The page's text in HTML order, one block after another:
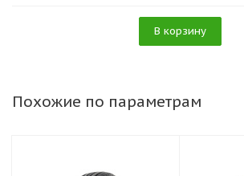
В корзину
Похожие по параметрам